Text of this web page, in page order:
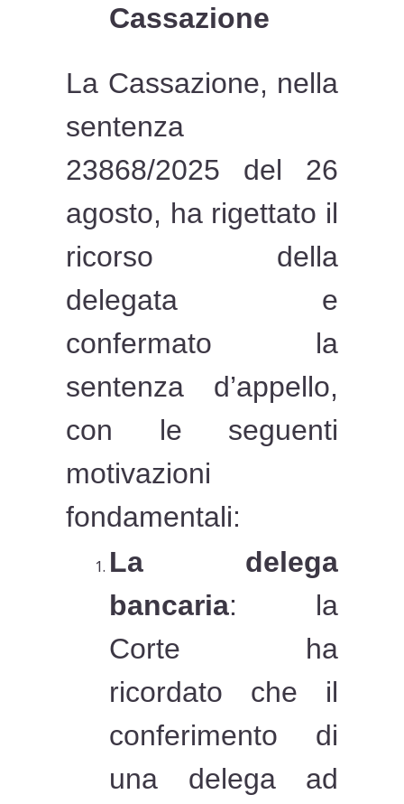
Cassazione
La Cassazione, nella
sentenza
23868/2025 del 26
agosto, ha rigettato il
ricorso della
delegata e
confermato la
sentenza d’appello,
con le seguenti
motivazioni
fondamentali:
La delega
bancaria: la
Corte ha
ricordato che il
conferimento di
una delega ad